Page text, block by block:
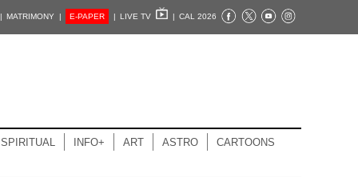
| MATRIMONY | E-PAPER | LIVE TV | CAL 2026
SPIRITUAL INFO+ ART ASTRO CARTOONS